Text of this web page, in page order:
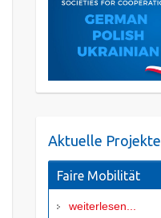
Aktuelle Projekte
Faire Mobilität
weiterlesen...